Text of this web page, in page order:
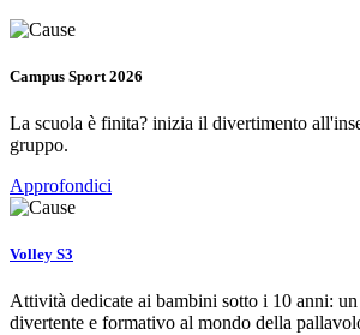
Campus Sport 2026
La scuola è finita? inizia il divertimento
gruppo.
Approfondici
Volley S3
Attività dedicate ai bambini sotto i 10 anni:
divertente e formativo al mondo della